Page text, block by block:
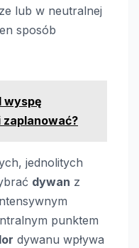
lub w neutralnej
sposób
wyspę
jednolitych
dywan z
punktem
dywanu wpływa